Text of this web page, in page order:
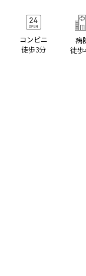
コンビニ
徒歩3分
病
徒歩